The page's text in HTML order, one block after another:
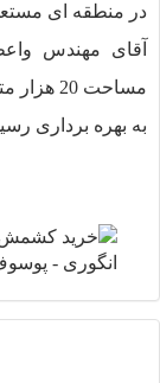
ای مستعد
برداری رسیده